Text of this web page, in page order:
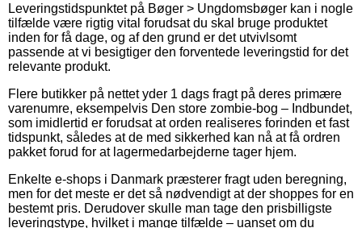
Leveringstidspunktet på Bøger > Ungdomsbøger kan i nogle
tilfælde være rigtig vital forudsat du skal bruge produktet
inden for få dage, og af den grund er det utvivlsomt
passende at vi besigtiger den forventede leveringstid for det
relevante produkt.
Flere butikker på nettet yder 1 dags fragt på deres primære
varenumre, eksempelvis Den store zombie-bog – Indbundet,
som imidlertid er forudsat at orden realiseres forinden et fast
tidspunkt, således at de med sikkerhed kan nå at få ordren
pakket forud for at lagermedarbejderne tager hjem.
Enkelte e-shops i Danmark præsterer fragt uden beregning,
men for det meste er det så nødvendigt at der shoppes for en
bestemt pris. Derudover skulle man tage den prisbilligste
leveringstype, hvilket i mange tilfælde – uanset om du